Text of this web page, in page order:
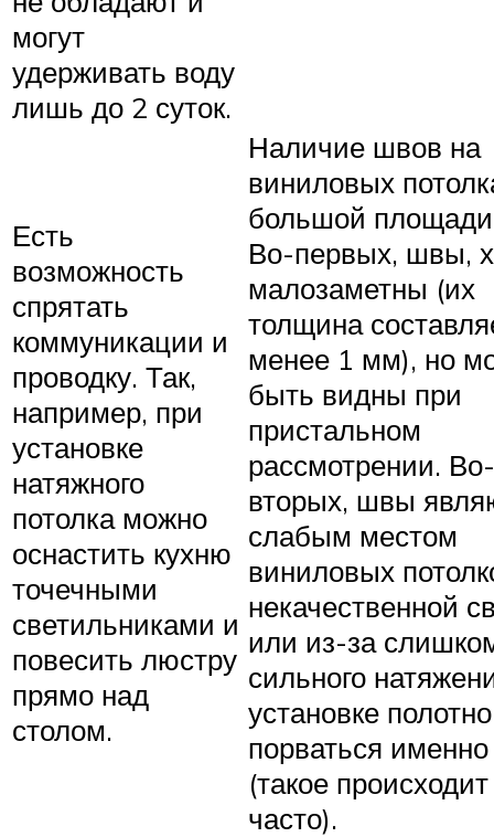
могут
удерживать воду
лишь до 2 суток.
Есть
возможность
спрятать
коммуникации и
проводку. Так,
например, при
установке
натяжного
потолка можно
оснастить кухню
точечными
светильниками и
повесить люстру
прямо над
столом.
Наличие швов на
виниловых
большой площади
Во-первых, швы,
малозаметны (их
толщина
менее 1 мм), но
быть видны при
пристальном
рассмотрении. Во-
вторых, швы
слабым местом
виниловых
некачественной
или из-за
сильного
установке
порваться
(такое
часто).